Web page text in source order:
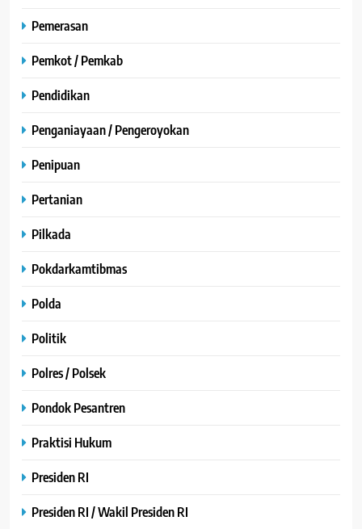
Pemerasan
Pemkot / Pemkab
Pendidikan
Penganiayaan / Pengeroyokan
Penipuan
Pertanian
Pilkada
Pokdarkamtibmas
Polda
Politik
Polres / Polsek
Pondok Pesantren
Praktisi Hukum
Presiden RI
Presiden RI / Wakil Presiden RI